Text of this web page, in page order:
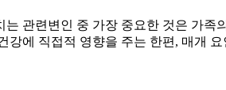
관련변인 중 가장 중요한 것은 가
강에 직접적 영향을 주는 한편, 매개